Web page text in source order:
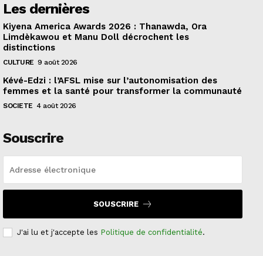
Les dernières
Kiyena America Awards 2026 : Thanawda, Ora
Limdèkawou et Manu Doll décrochent les
distinctions
CULTURE 9 août 2026
Kévé-Edzi : l’AFSL mise sur l’autonomisation des
femmes et la santé pour transformer la communauté
SOCIETE 4 août 2026
Souscrire
SOUSCRIRE
J'ai lu et j'accepte les Politique de confidentialité.